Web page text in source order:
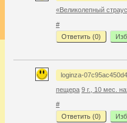
«Великолепный
#
Ответить (0)
loginza-
пещера 9 г., 10 мес.
#
Ответить (0)